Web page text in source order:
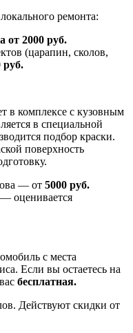
ремонта:
от 2000 руб.
(царапин, сколов,
руб.
в комплексе с кузовным
в специальной
подбор краски.
поверхность
— от 5000 руб.
— оценивается
с места
Если вы остаетесь на
бесплатная.
Действуют скидки от